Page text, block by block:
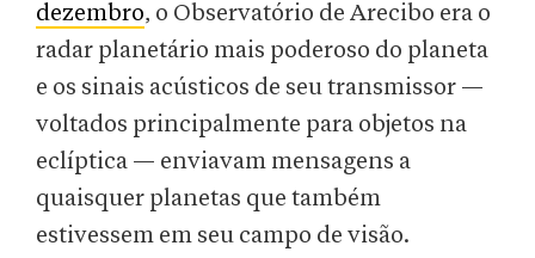
dezembro, o Observatório de Arecibo era o
radar planetário mais poderoso do planeta
e os sinais acústicos de seu transmissor —
voltados principalmente para objetos na
eclíptica — enviavam mensagens a
quaisquer planetas que também
estivessem em seu campo de visão.